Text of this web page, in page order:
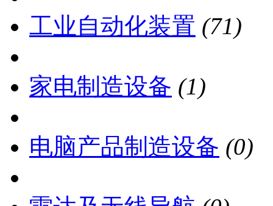
工业自动化装置 (71)
家电制造设备 (1)
电脑产品制造设备 (0)